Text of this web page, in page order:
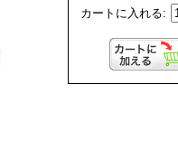
カートに入れる: